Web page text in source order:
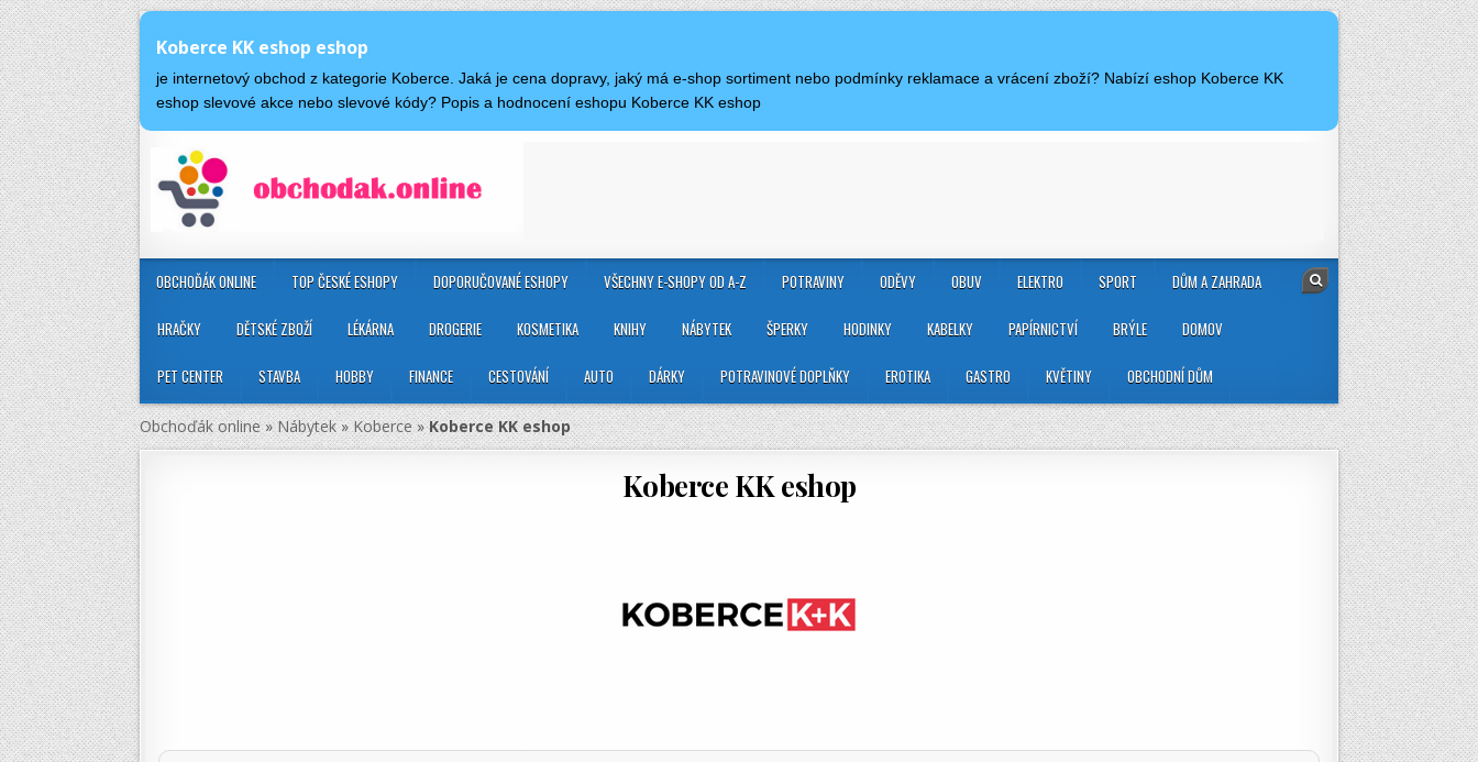
Koberce KK eshop eshop
je internetový obchod z kategorie Koberce. Jaká je cena dopravy, jaký má e-shop sortiment nebo podmínky reklamace a vrácení zboží? Nabízí eshop Koberce KK
eshop slevové akce nebo slevové kódy? Popis a hodnocení eshopu Koberce KK eshop
OBCHOĎÁK ONLINE TOP ČESKÉ ESHOPY DOPORUČOVANÉ ESHOPY VŠECHNY E-SHOPY OD A-Z POTRAVINY ODĚVY OBUV ELEKTRO SPORT DŮM A ZAHRADA
HRAČKY DĚTSKÉ ZBOŽÍ LÉKÁRNA DROGERIE KOSMETIKA KNIHY NÁBYTEK ŠPERKY HODINKY KABELKY PAPÍRNICTVÍ BRÝLE DOMOV
PET CENTER STAVBA HOBBY FINANCE CESTOVÁNÍ AUTO DÁRKY POTRAVINOVÉ DOPLŇKY EROTIKA GASTRO KVĚTINY OBCHODNÍ DŮM
Obchoďák online»Nábytek»Koberce»Koberce KK eshop
Koberce KK eshop